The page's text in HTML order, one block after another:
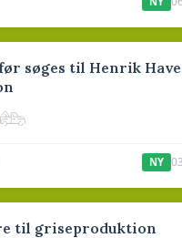
søges til Henrik
NY
til griseproduktion